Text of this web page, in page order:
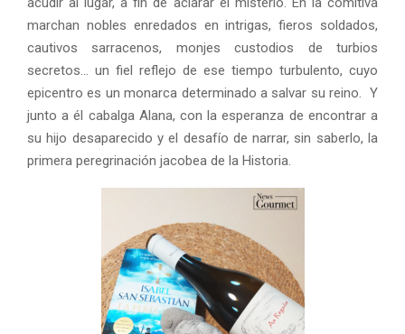
marchan nobles enredados en intrigas, fieros soldados,
cautivos sarracenos, monjes custodios de turbios
secretos… un fiel reflejo de ese tiempo turbulento, cuyo
epicentro es un monarca determinado a salvar su reino. Y
junto a él cabalga Alana, con la esperanza de encontrar a
su hijo desaparecido y el desafío de narrar, sin saberlo, la
primera peregrinación jacobea de la Historia.